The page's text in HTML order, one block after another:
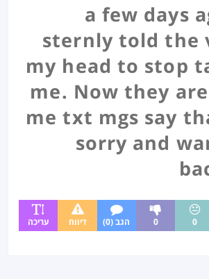
a few days
sternly told the
my head to stop
me. Now they
me txt mgs say
sorry and
0
0 הגב (0) דיווח עריכה